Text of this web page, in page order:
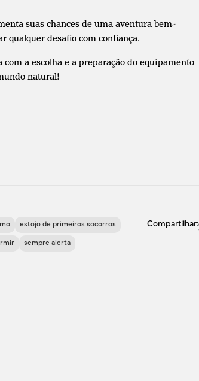
suas chances de uma aventura bem-
qualquer desafio com confiança.
a escolha e a preparação do equipamento
natural!
estojo de primeiros socorros
sempre alerta
Compartilhar: